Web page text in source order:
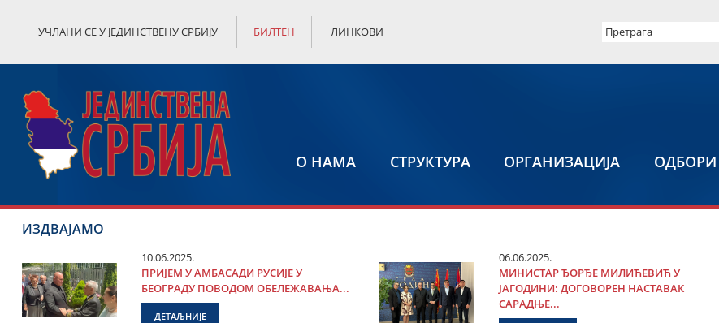
УЧЛАНИ СЕ У ЈЕДИНСТВЕНУ СРБИЈУ БИЛТЕН ЛИНКОВИ
О НАМА СТРУКТУРА ОРГАНИЗАЦИЈА ОДБОРИ
ИЗДВАЈАМО
10.06.2025.
ПРИЈЕМ У АМБАСАДИ РУСИЈЕ У
БЕОГРАДУ ПОВОДОМ ОБЕЛЕЖАВАЊА...
ДЕТАЉНИЈЕ
06.06.2025.
МИНИСТАР ЂОРЂЕ МИЛИЋЕВИЋ У
ЈАГОДИНИ: ДОГОВОРЕН НАСТАВАК
САРАДЊЕ...